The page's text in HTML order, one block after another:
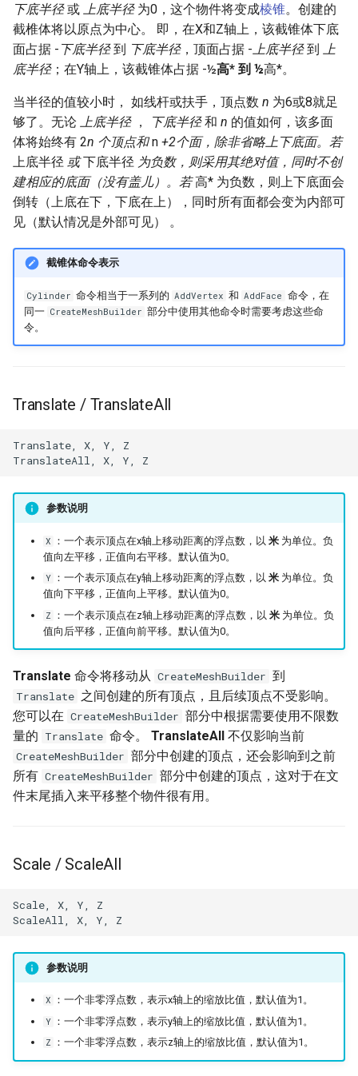
下底半径或 上底半径为0，这个物件将变成棱锥。创建的
截椎体将以原点为中心。 即，在X和Z轴上，该截锥体下底
面占据 - 下底半径到 下底半径，顶面占据 - 上底半径到
上
底半径；在Y轴上，该截锥体占据 -½高* 到 ½高*。
当半径的值较小时， 如线杆或扶手，顶点数 n 为6或8就足
够了。无论 上底半径， 下底半径和 n 的值如何，该多面
体将始终有 2n 个顶点和n +2个面，除非省略上下底面。若
上底半径 或下底半径 为负数，则采用其绝对值，同时不创
建相应的底面（没有盖儿）。若高* 为负数，则上下底面会
倒转（上底在下，下底在上），同时所有面都会变为内部可
见（默认情况是外部可见） 。
截锥体命令表示
Cylinder 命令相当于一系列的 AddVertex 和 AddFace 命令，在
同一 CreateMeshBuilder 部分中使用其他命令时需要考虑这些命
令。
Translate / TranslateAll
Translate, X, Y, Z
参数说明
X ：一个表示顶点在x轴上移动距离的浮点数，以 米为单位。负
值向左平移，正值向右平移。默认值为0。
Y ：一个表示顶点在y轴上移动距离的浮点数，以 米为单位。负
值向下平移，正值向上平移。默认值为0。
Z ：一个表示顶点在z轴上移动距离的浮点数，以 米为单位。负
值向后平移，正值向前平移。默认值为0。
Translate 命令将移动从 CreateMeshBuilder 到
Translate 之间创建的所有顶点，且后续顶点不受影响。
您可以在 CreateMeshBuilder 部分中根据需要使用不限数
量的 Translate 命令。 TranslateAll 不仅影响当前
CreateMeshBuilder 部分中创建的顶点，还会影响到之前
所有 CreateMeshBuilder 部分中创建的顶点，这对于在文
件末尾插入来平移整个物件很有用。
Scale / ScaleAll
Scale, X, Y, Z
参数说明
X ：一个非零浮点数，表示x轴上的缩放比值，默认值为1。
Y ：一个非零浮点数，表示y轴上的缩放比值，默认值为1。
Z ：一个非零浮点数，表示z轴上的缩放比值，默认值为1。